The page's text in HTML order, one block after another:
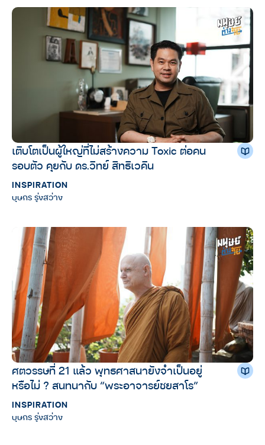
เติบโตเป็นผู้ใหญ่ที่ไม่สร้างความ Toxic ต่อคน
รอบตัว คุยกับ ดร.วิทย์ สิทธิเวคิน
INSPIRATION
บุษกร รุ่งสว่าง
ศตวรรษที่ 21 แล้ว พุทธศาสนายังจำเป็นอยู่
หรือไม่ ? สนทนากับ “พระอาจารย์ชยสาโร”
INSPIRATION
บุษกร รุ่งสว่าง